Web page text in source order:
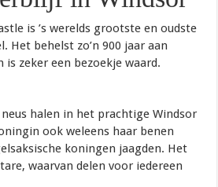
is ’s werelds grootste en oudste
Het behelst zo’n 900 jaar aan
is zeker een bezoekje waard.
halen in het prachtige Windsor
ook weleens haar benen
koningen jaagden. Het
waarvan delen voor iedereen